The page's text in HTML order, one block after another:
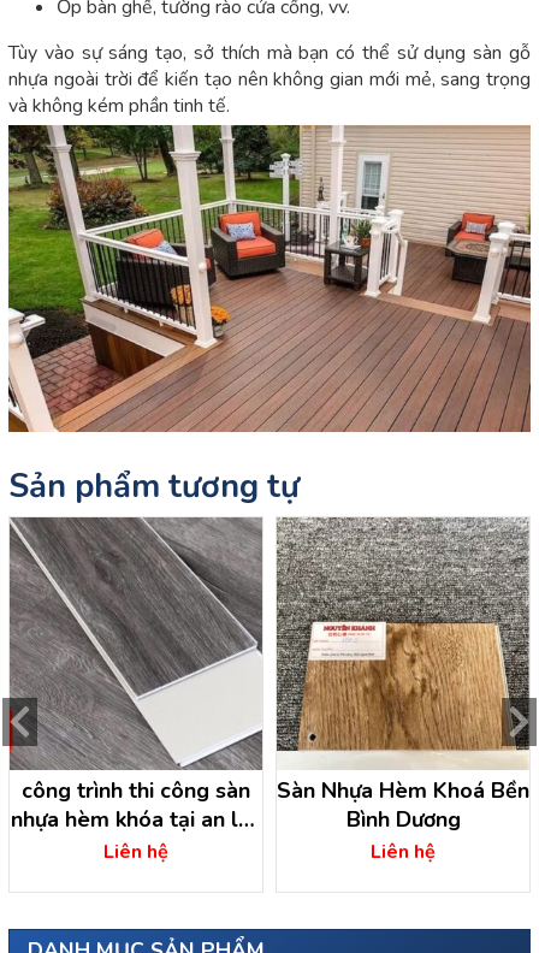
Ốp bàn ghế, tường rào cửa cổng, vv.
Tùy vào sự sáng tạo, sở thích mà bạn có thể sử dụng sàn gỗ
nhựa ngoài trời để kiến tạo nên không gian mới mẻ, sang trọng
và không kém phần tinh tế.
Sản phẩm tương tự
công trình thi công sàn
nhựa hèm khóa tại an lập
-dầu tiếng – bình dương
Liên hệ
Sàn Nhựa Hèm Khoá Bền
Bình Dương
Liên hệ